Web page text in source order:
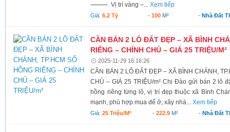
⸻ Vị trí vàng –...Xem tiếp
Giá:6.2 Tỷ - 100M² - Nhà Đất
CẦN BÁN 2 LÔ ĐẤT ĐẸP – XÃ BÌNH
RIÊNG – CHÍNH CHỦ – GIÁ 25 TRIỆU/M²
2025-11-29 16:16:26
CẦN BÁN 2 LÔ ĐẤT ĐẸP – XÃ BÌNH CHÁNH,
CHỦ – GIÁ 25 TRIỆU/m² Chị Đào gửi bán 2 lô
hồng riêng từng lô, vị trí đẹp thuộc xã Bình
mạnh, phù hợp mua để ở, xây nhà...Xem tiếp
Giá:25 Triệu/m² - 222.9M² - Nhà Đất